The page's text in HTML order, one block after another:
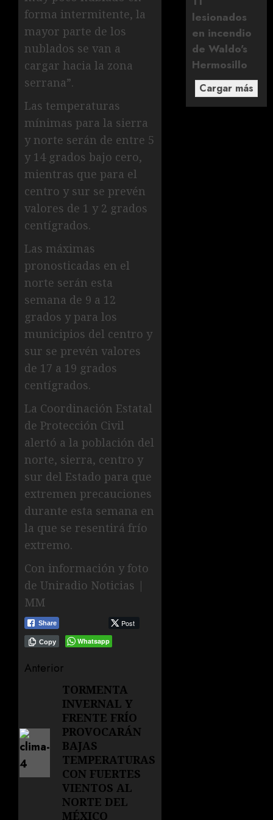
forma intermitente, la
mayor parte de los
nublados se van a
cargar hacia la zona
serrana”.
Las temperaturas
mínimas para la sierra
y norte serán de entre 5
y 14 grados bajo cero,
mientras que para el
centro y sur se prevén
valores de 1 y 2 grados
centígrados.
Las máximas
pronosticadas en el
norte serán esta
semana de 9 a 12
grados y para los
municipios del centro y
sur se prevén valores
de 17 a 19 grados
centígrados.
La Coordinación Estatal
de Protección Civil
alertó a la población del
norte, sierra, centro y
sur del Estado para que
extremen precauciones
durante esta semana en
la que se resentirá frío
extremo.
Con información y foto
de Uniradio Noticias |
MM
Share Post
Whatsapp
Copy
Navegación
entradas
Anterior
Entrada
anterior:
TORMENTA
INVERNAL Y
FRENTE FRÍO
PROVOCARÁN
BAJAS
TEMPERATURAS
CON FUERTES
VIENTOS AL
NORTE DEL
MÉXICO
lesionados
en incendio
de Waldo's
Hermosillo
Cargar más